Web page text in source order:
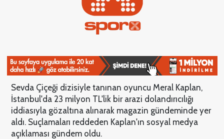
Sevda Çiçeği dizisiyle tanınan oyuncu Meral Kaplan,
İstanbul'da 23 milyon TL'lik bir arazi dolandırıcılığı
iddiasıyla gözaltına alınarak magazin gündeminde yer
aldı. Suçlamaları reddeden Kaplan'ın sosyal medya
açıklaması gündem oldu.